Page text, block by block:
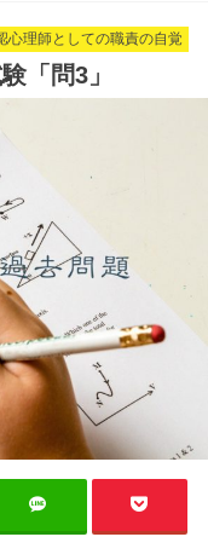
心理師としての職責の自覚
「問3」